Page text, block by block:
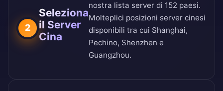
2
Seleziona
il Server
Cina
nostra lista server di 152 paesi.
Molteplici posizioni server cinesi
disponibili tra cui Shanghai,
Pechino, Shenzhen e
Guangzhou.